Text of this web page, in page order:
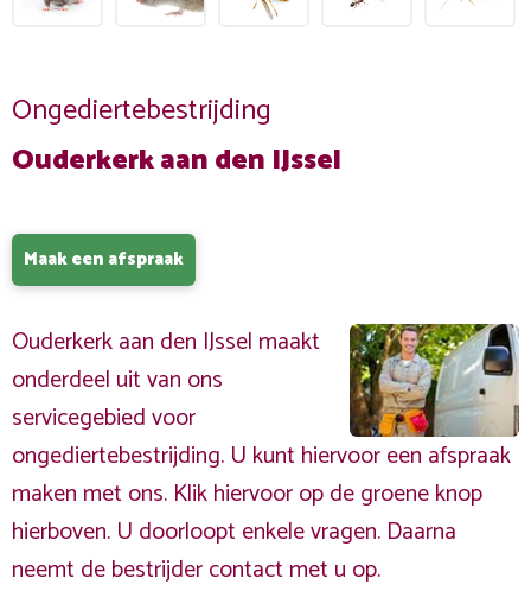
Ongediertebestrijding
Ouderkerk aan den IJssel
Maak een afspraak
Ouderkerk aan den IJssel maakt
onderdeel uit van ons
servicegebied voor
ongediertebestrijding. U kunt hiervoor een afspraak
maken met ons. Klik hiervoor op de groene knop
hierboven. U doorloopt enkele vragen. Daarna
neemt de bestrijder contact met u op.